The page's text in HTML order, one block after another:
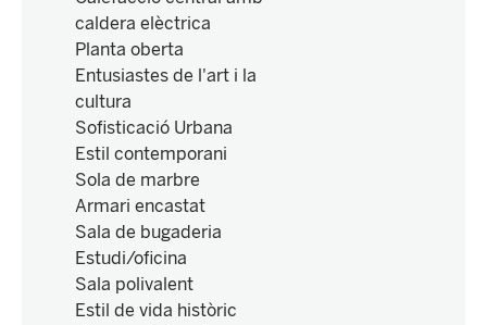
caldera elèctrica
Planta oberta
Entusiastes de l'art i la
cultura
Sofisticació Urbana
Estil contemporani
Sola de marbre
Armari encastat
Sala de bugaderia
Estudi/oficina
Sala polivalent
Estil de vida històric